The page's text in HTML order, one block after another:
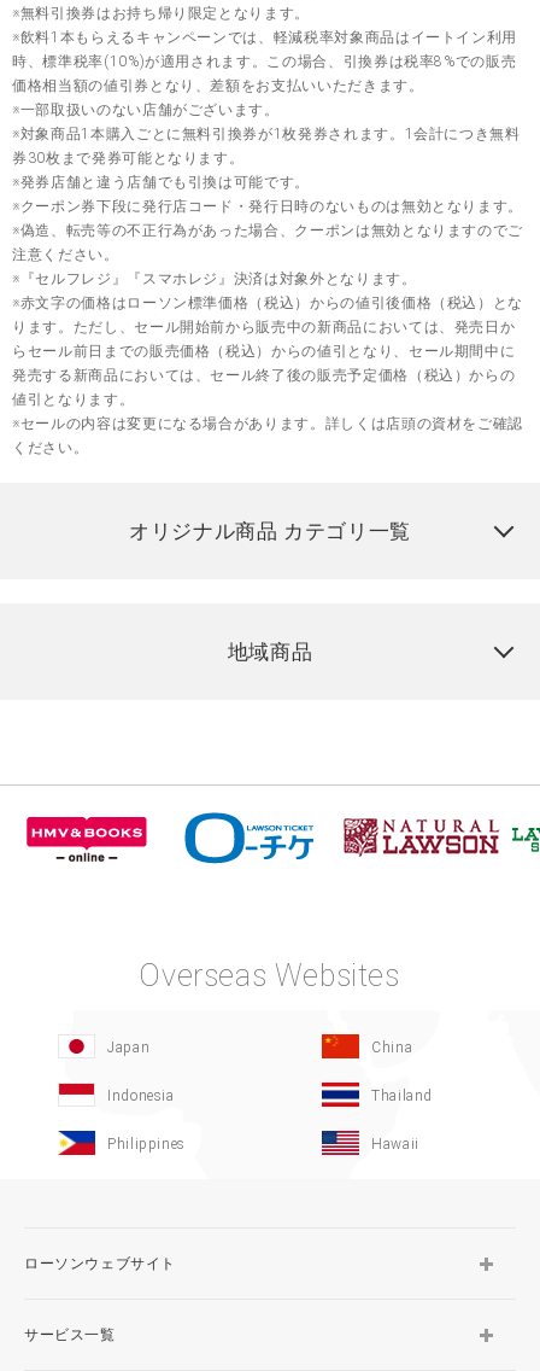
※無料引換券はお持ち帰り限定となります。
※飲料1本もらえるキャンペーンでは、軽減税率対象商品はイートイン利用
時、標準税率(10%)が適用されます。この場合、引換券は税率8%での販売
価格相当額の値引券となり、差額をお支払いいただきます。
※一部取扱いのない店舗がございます。
※対象商品1本購入ごとに無料引換券が1枚発券されます。1会計につき無料
券30枚まで発券可能となります。
※発券店舗と違う店舗でも引換は可能です。
※クーポン券下段に発行店コード・発行日時のないものは無効となります。
※偽造、転売等の不正行為があった場合、クーポンは無効となりますのでご
注意ください。
※『セルフレジ』『スマホレジ』決済は対象外となります。
※赤文字の価格はローソン標準価格（税込）からの値引後価格（税込）とな
ります。ただし、セール開始前から販売中の新商品においては、発売日か
らセール前日までの販売価格（税込）からの値引となり、セール期間中に
発売する新商品においては、セール終了後の販売予定価格（税込）からの
値引となります。
※セールの内容は変更になる場合があります。詳しくは店頭の資材をご確認
ください。
オリジナル商品 カテゴリ一覧
地域商品
Overseas Websites
Japan China
Indonesia Thailand
Philippines Hawaii
ローソンウェブサイト
サービス一覧